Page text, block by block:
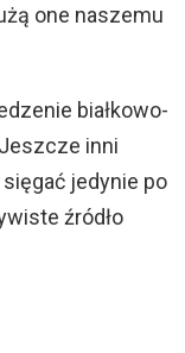
one naszemu
białkowo-
inni
jedynie po
źródło